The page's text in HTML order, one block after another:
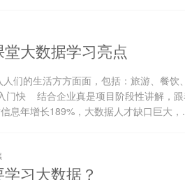
大数据学习亮点
们的生活方方面面，包括：旅游、餐
快 结合企业真是项目阶段性讲解，
息年增长189%，大数据人才缺口巨大，
习大数据？